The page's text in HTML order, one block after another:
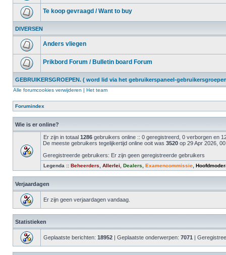
Te koop gevraagd / Want to buy
DIVERSEN
Anders vliegen
Prikbord Forum / Bulletin board Forum
GEBRUIKERSGROEPEN. ( word lid via het gebruikerspaneel-
Alle forumcookies verwijderen | Het team
Forumindex
Wie is er online?
Er zijn in totaal 1286 gebruikers online :: 0 geregistreerd, 0 verborgen en
De meeste gebruikers tegelijkertijd online ooit was 3520 op 29 Apr 2026,
Geregistreerde gebruikers: Er zijn geen geregistreerde gebruikers
Legenda :: Beheerders Allerlei Dealers Examencommissie
Verjaardagen
Er zijn geen verjaardagen vandaag.
Statistieken
Geplaatste berichten: 18952 | Geplaatste onderwerpen: 7071 |